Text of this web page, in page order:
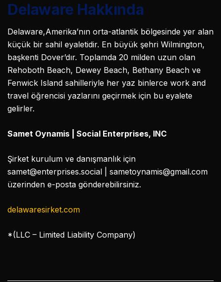
Delaware Hakkında
Delaware,Amerika’nın orta-atlantik bölgesinde yer alan
küçük bir sahil eyaletidir. En büyük şehri Wilmington,
başkenti Dover’dır. Toplamda 20 milden uzun olan
Rehoboth Beach, Dewey Beach, Bethany Beach ve
Fenwick Island sahilleriyle her yaz binlerce work and
travel öğrencisi yazlarını geçirmek için bu eyalete
gelirler.
Samet Oynamis | Social Enterprises, INC
Şirket kurulum ve danışmanlık için
samet@enterprises.social
sametoynamis@gmail.com
üzerinden e-posta gönderebilirsiniz.
delawaresirket.com
*(LLC – Limited Liability Company)